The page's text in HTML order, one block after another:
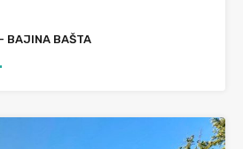
BAJINA BAŠTA